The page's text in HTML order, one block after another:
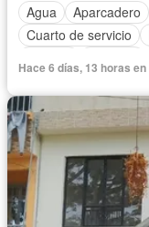
Agua
Aparcadero
Cuarto de servicio
Hace 6 días, 13 horas